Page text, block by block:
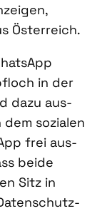
Öster­reich.
in der
dazu aus­
sozia­len
frei aus­
bei­de
Sitz in